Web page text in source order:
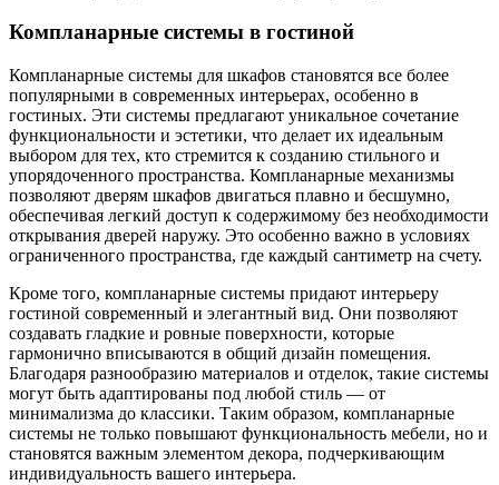
Компланарные системы в гостиной
Компланарные системы для шкафов становятся все более
популярными в современных интерьерах, особенно в
гостиных. Эти системы предлагают уникальное сочетание
функциональности и эстетики, что делает их идеальным
выбором для тех, кто стремится к созданию стильного и
упорядоченного пространства. Компланарные механизмы
позволяют дверям шкафов двигаться плавно и бесшумно,
обеспечивая легкий доступ к содержимому без необходимости
открывания дверей наружу. Это особенно важно в условиях
ограниченного пространства, где каждый сантиметр на счету.
Кроме того, компланарные системы придают интерьеру
гостиной современный и элегантный вид. Они позволяют
создавать гладкие и ровные поверхности, которые
гармонично вписываются в общий дизайн помещения.
Благодаря разнообразию материалов и отделок, такие системы
могут быть адаптированы под любой стиль — от
минимализма до классики. Таким образом, компланарные
системы не только повышают функциональность мебели, но и
становятся важным элементом декора, подчеркивающим
индивидуальность вашего интерьера.